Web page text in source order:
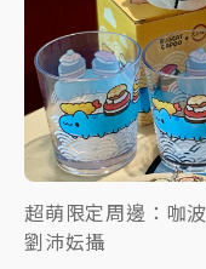
超萌限定周邊：咖
劉沛妘攝